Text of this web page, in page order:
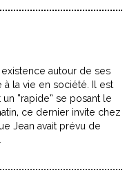
existence autour de ses
la vie en société. Il est
“rapide” se posant le
ce dernier invite chez
Jean avait prévu de